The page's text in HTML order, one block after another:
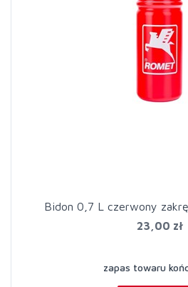
Bidon 0,7 L czerwony
23,00 zł
zapas towaru